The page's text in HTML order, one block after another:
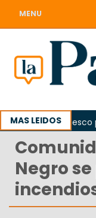
MENU
MAS LEIDOS
La Unesco
Negro